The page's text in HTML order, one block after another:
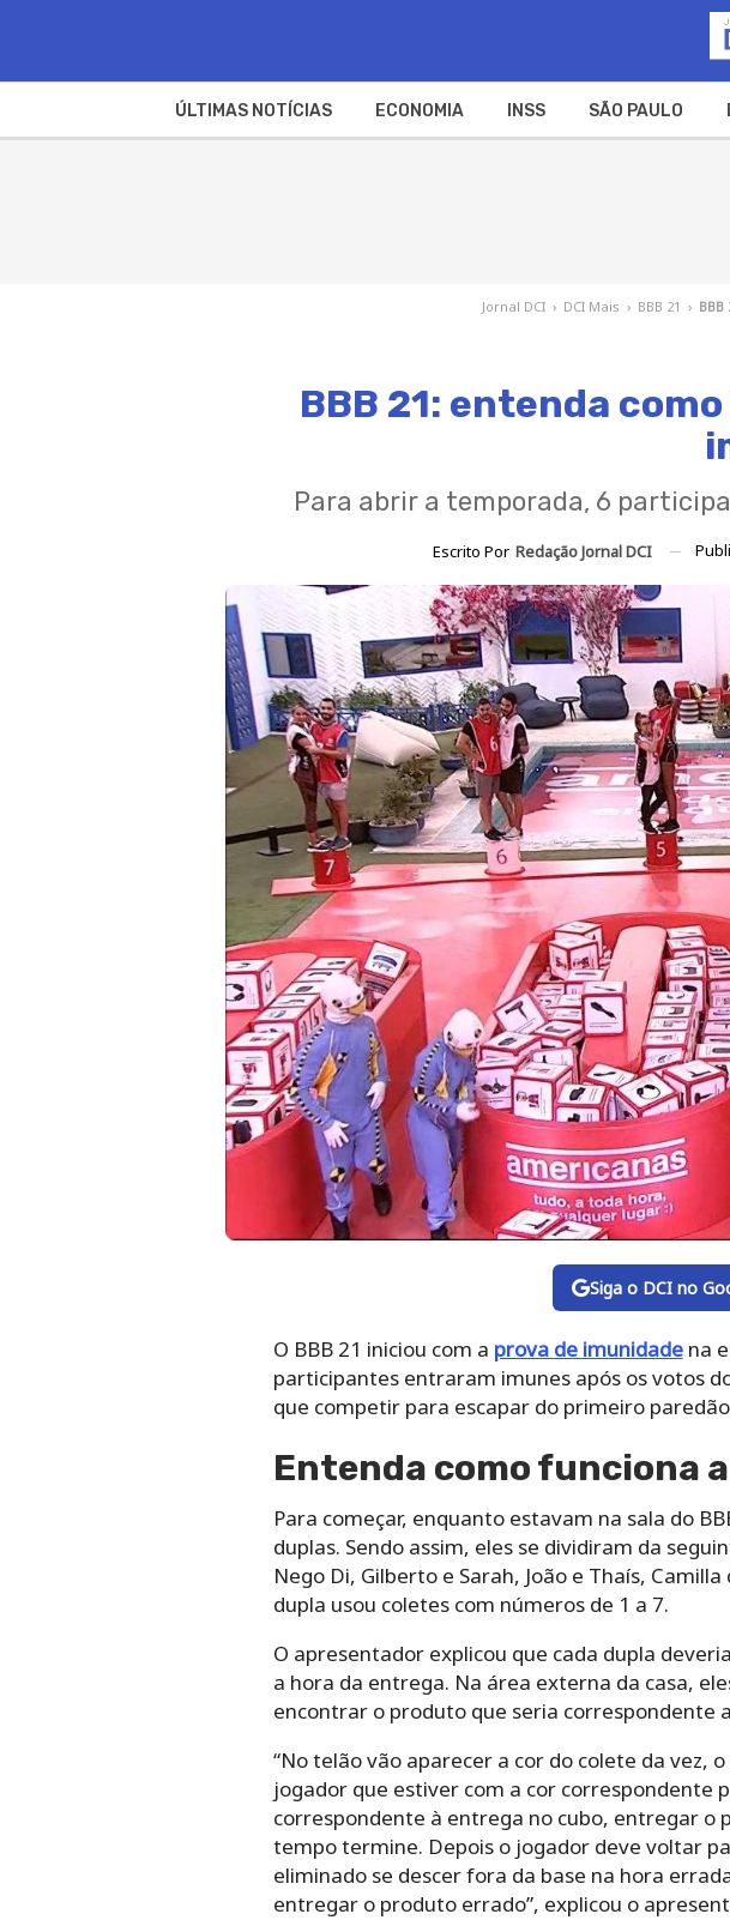
ÚLTIMAS NOTÍCIAS ECONOMIA INSS SÃO PAULO
Jornal DCI › DCI Mais › BBB 21 ›
BBB 21: entenda
Para abrir a temporada, 6
Escrito Por Redação Jornal DCI
Siga o DCI no
O BBB 21 iniciou com a prova de imunidadena
participantes entraram imunes após os votos
que competir para escapar do primeiro
Entenda como funciona a
Para começar, enquanto estavam na sala do
duplas. Sendo assim, eles se dividiram da
Nego Di, Gilberto e Sarah, João e Thaís,
dupla usou coletes com números de 1 a 7.
O apresentador explicou que cada dupla
a hora da entrega. Na área externa da casa,
encontrar o produto que seria correspondente
“No telão vão aparecer a cor do colete da vez,
jogador que estiver com a cor
correspondente à entrega no cubo, entregar o
tempo termine. Depois o jogador deve voltar
eliminado se descer fora da base na hora
entregar o produto errado”, explicou o